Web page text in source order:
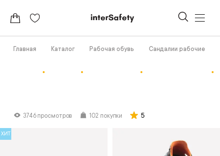
Главная Каталог Рабочая обувь Сандалии рабочие
3746 просмотров 102 покупки 5
ХИТ